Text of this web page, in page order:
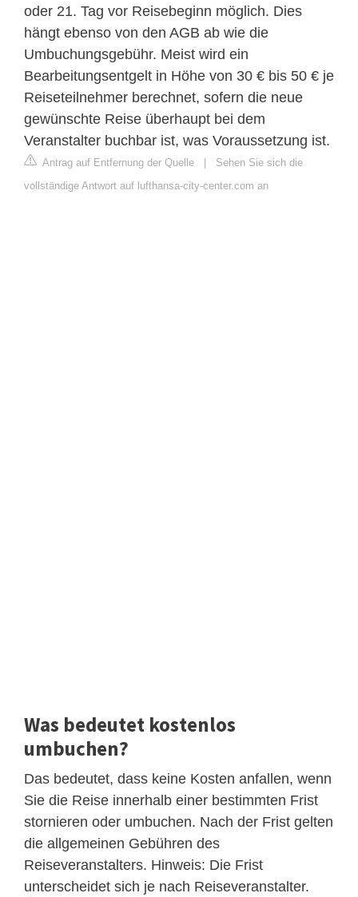
oder 21. Tag vor Reisebeginn möglich. Dies
hängt ebenso von den AGB ab wie die
Umbuchungsgebühr. Meist wird ein
Bearbeitungsentgelt in Höhe von 30 € bis 50 € je
Reiseteilnehmer berechnet, sofern die neue
gewünschte Reise überhaupt bei dem
Veranstalter buchbar ist, was Voraussetzung ist.
Antrag auf Entfernung der Quelle | Sehen Sie sich die
vollständige Antwort auf lufthansa-city-center.com an
Was bedeutet kostenlos
umbuchen?
Das bedeutet, dass keine Kosten anfallen, wenn
Sie die Reise innerhalb einer bestimmten Frist
stornieren oder umbuchen. Nach der Frist gelten
die allgemeinen Gebühren des
Reiseveranstalters. Hinweis: Die Frist
unterscheidet sich je nach Reiseveranstalter.